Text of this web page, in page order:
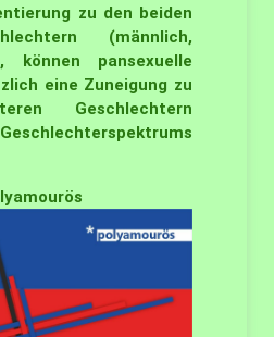
zu den beiden
(männlich,
können pansexuelle
eine Zuneigung zu
Geschlechtern